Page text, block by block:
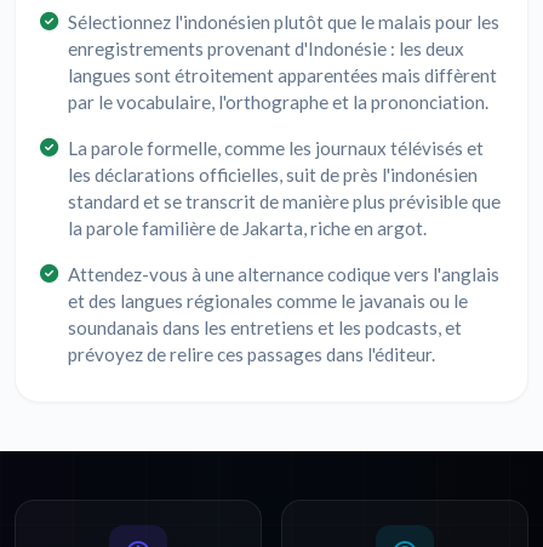
Sélectionnez l'indonésien plutôt que le malais pour les
enregistrements provenant d'Indonésie : les deux
langues sont étroitement apparentées mais diffèrent
par le vocabulaire, l'orthographe et la prononciation.
La parole formelle, comme les journaux télévisés et
les déclarations officielles, suit de près l'indonésien
standard et se transcrit de manière plus prévisible que
la parole familière de Jakarta, riche en argot.
Attendez-vous à une alternance codique vers l'anglais
et des langues régionales comme le javanais ou le
soundanais dans les entretiens et les podcasts, et
prévoyez de relire ces passages dans l'éditeur.